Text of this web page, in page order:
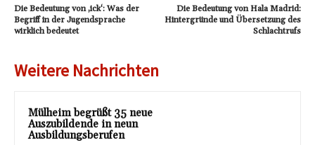
Die Bedeutung von ‚ick‘: Was der
Begriff in der Jugendsprache
wirklich bedeutet
Die Bedeutung von Hala Madrid:
Hintergründe und Übersetzung des
Schlachtrufs
Weitere Nachrichten
Mülheim begrüßt 35 neue
Auszubildende in neun
Ausbildungsberufen